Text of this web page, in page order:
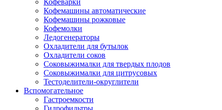
Кофемашины автоматические
Кофемашины рожковые
Кофемолки
Ледогенераторы
Охладители для бутылок
Охладители соков
Соковыжималки для твердых плодов
Соковыжималки для цитрусовых
Тестоделители-округлители
Вспомогательное
Гастроемкости
Гидрофильтры